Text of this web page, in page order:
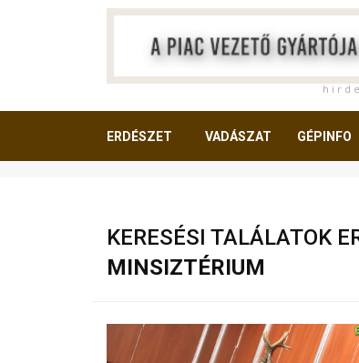
h i r d
ERDÉSZET VADÁSZAT GÉPINFO
KERESÉSI TALÁLATOK
MINSIZTÉRIUM